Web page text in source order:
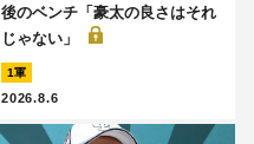
後のベンチ「豪太の良さはそれ
じゃない」
1軍
2026.8.6